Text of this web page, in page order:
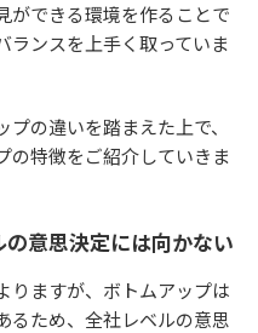
ができる環境を作ることで
ランスを上手く取っていま
の違いを踏まえた上で、
の特徴をご紹介していきま
意思決定には向かない
りますが、ボトムアップは
るため、全社レベルの意思